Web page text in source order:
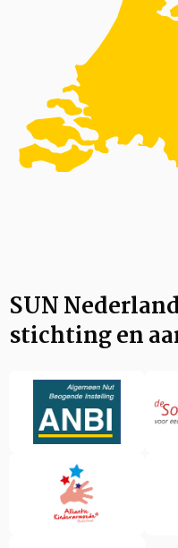
SUN
stichting en